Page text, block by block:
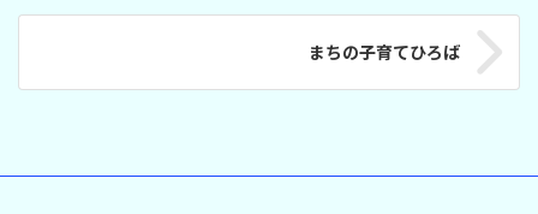
まちの子育てひろば